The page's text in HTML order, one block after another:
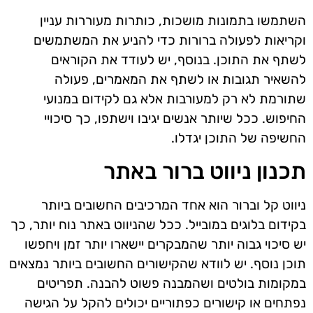
השתמשו בתמונות מושכות, כותרות מעוררות עניין
וקריאות לפעולה ברורות כדי להניע את המשתמשים
לשתף את התוכן. בנוסף, יש לעודד את הקוראים
להשאיר תגובות או לשתף את המאמרים, פעולה
שתורמת לא רק למעורבות אלא גם לקידום במנועי
החיפוש. ככל שיותר אנשים יגיבו וישתפו, כך סיכויי
החשיפה של התוכן יגדלו.
תכנון ניווט ברור באתר
ניווט קל וברור הוא אחד המרכיבים החשובים ביותר
בקידום בלוגים במובייל. ככל שהניווט באתר נוח יותר, כך
יש סיכוי גבוה יותר שהמבקרים יישארו יותר זמן ויחפשו
תוכן נוסף. יש לוודא שהקישורים החשובים ביותר נמצאים
במקומות בולטים ושהמבנה פשוט להבנה. תפריטים
נפתחים או קישורים כפתוריים יכולים להקל על הגישה